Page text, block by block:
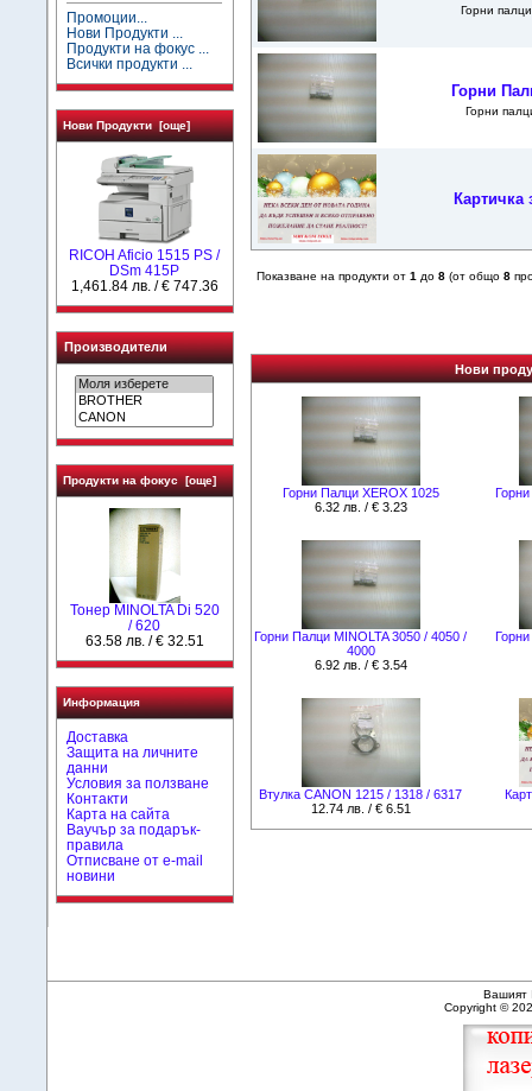
Промоции...
Нови Продукти ...
Продукти на фокус ...
Всички продукти ...
Нови Продукти [още]
RICOH Aficio 1515 PS /
DSm 415P
1,461.84 лв. / € 747.36
Производители
Продукти на фокус [още]
Тонер MINOLTA Di 520
/ 620
63.58 лв. / € 32.51
Информация
Доставка
Защита на личните
данни
Условия за ползване
Контакти
Карта на сайта
Ваучър за подарък-
правила
Отписване от e-mail
новини
Горни
Горни
Горни
Картичка
Показване на продукти от 1 до 8(от общо 8
Нови
Горни Палци XEROX 1025
6.32 лв. / € 3.23
Горни Палци MINOLTA 3050 / 4050 /
4000
6.92 лв. / € 3.54
Втулка CANON 1215 / 1318 / 6317
12.74 лв. / € 6.51
Вашият
Copyright ©